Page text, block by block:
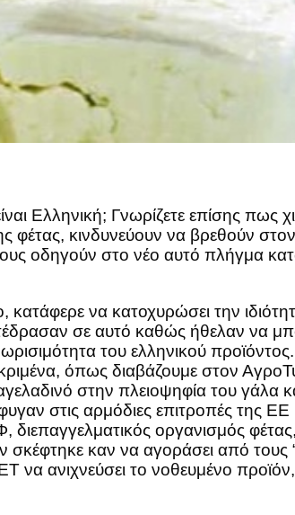
Ελληνική; Γνωρίζετε επίσης πως
φέτας, κινδυνεύουν να βρεθούν
οδηγούν στο νέο αυτό πλήγμα
να κατοχυρώσει την
σε αυτό καθώς ήθελαν να
του ελληνικού
όπως διαβάζουμε στον
στην πλειοψηφία του γάλα
στις αρμόδιες επιτροπές της
οργανισμός φέτας,
σκέφτηκε καν να αγοράσει από τους
ανιχνεύσει το νοθευμένο προϊόν,